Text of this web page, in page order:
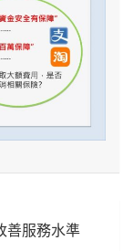
善服務水準